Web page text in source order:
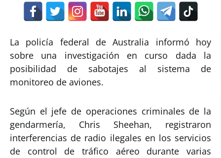
La policía federal de Australia informó hoy
sobre una investigación en curso dada la
posibilidad de sabotajes al sistema de
monitoreo de aviones.
Según el jefe de operaciones criminales de la
gendarmería, Chris Sheehan, registraron
interferencias de radio ilegales en los servicios
de control de tráfico aéreo durante varias